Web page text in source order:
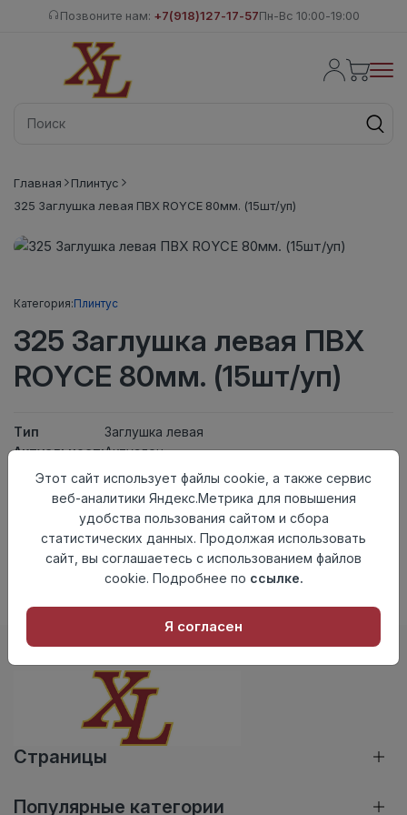
Позвоните нам: +7(918)127-17-57Пн-Вс 10:00-19:00
Главная
Плинтус
325 Заглушка левая ПВХ ROYCE 80мм. (15шт/уп)
Категория:Плинтус
325 Заглушка левая ПВХ
ROYCE 80мм. (15шт/уп)
Тип
Заглушка левая
АктуальностьАктуален
Материал
Нет в наличии
Внимание! Внешний вид товара может отличаться от
представленного на настоящем сайте. Проверяйте
наличие необходимых характеристик и комплектации
в момент приобретения товара.
Страницы
Популярные категории
Этот сайт использует файлы cookie, а также сервис
веб-аналитики Яндекс.Метрика для повышения
удобства пользования сайтом и сбора
статистических данных. Продолжая использовать
сайт, вы соглашаетесь с использованием файлов
cookie. Подробнее по ссылке.
Я согласен